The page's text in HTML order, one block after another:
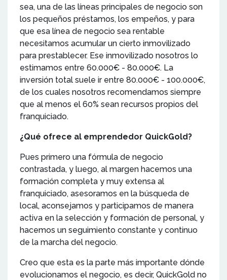
sea, una de las líneas principales de negocio son
los pequeños préstamos, los empeños, y para
que esa línea de negocio sea rentable
necesitamos acumular un cierto inmovilizado
para prestablecer. Ese inmovilizado nosotros lo
estimamos entre 60.000€ - 80.000€. La
inversión total suele ir entre 80.000€ - 100.000€,
de los cuales nosotros recomendamos siempre
que al menos el 60% sean recursos propios del
franquiciado.
¿Qué ofrece al emprendedor QuickGold?
Pues primero una fórmula de negocio
contrastada, y luego, al margen hacemos una
formación completa y muy extensa al
franquiciado, asesoramos en la búsqueda de
local, aconsejamos y participamos de manera
activa en la selección y formación de personal, y
hacemos un seguimiento constante y continuo
de la marcha del negocio.
Creo que esta es la parte más importante dónde
evolucionamos el negocio, es decir, QuickGold no